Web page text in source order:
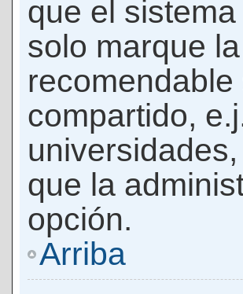
que el
solo marque
compartido,
que la
opción.
Arriba